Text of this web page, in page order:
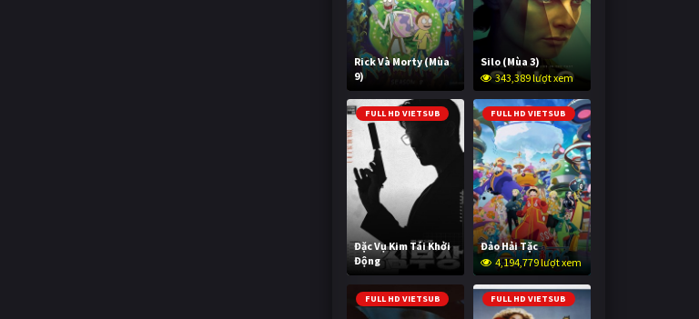
Rick Và Morty (Mùa
9)
2,989,618 lượt xem
Silo (Mùa 3)
343,389 lượt xem
FULL HD VIETSUB
Đặc Vụ Kim Tái Khởi
Động
589,855 lượt xem
FULL HD VIETSUB
Đảo Hải Tặc
4,194,779 lượt xem
FULL HD VIETSUB FULL HD VIETSUB